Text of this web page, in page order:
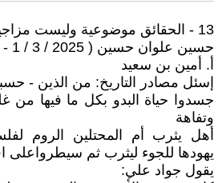
13 - الحقائق موضوعية وليست مزاجية
حسين علوان حسين ( 2025 / 3 / 1 - 14:09 )
أ. أمين بن سعيد
إسئل مصادر التاريخ: من الذين -
جسدوا حياة البدو بكل ما فيها
وتفاهة
أهل يثرب أم المحتلين الروم
يهودها للجوء ليثرب ثم سيطرواعلى
يقول جواد علي: